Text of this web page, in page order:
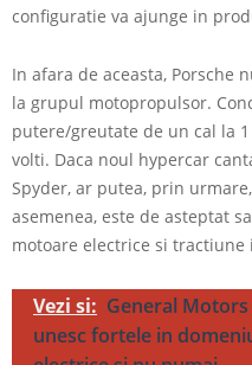
configuratie va ajunge in
In afara de aceasta,
la grupul motopropulsor.
putere/greutate de un cal la
volti. Daca noul hypercar
Spyder, ar putea, prin
asemenea, este de asteptat
motoare electrice si tractiune
Vezi si: General
unesc fortele in